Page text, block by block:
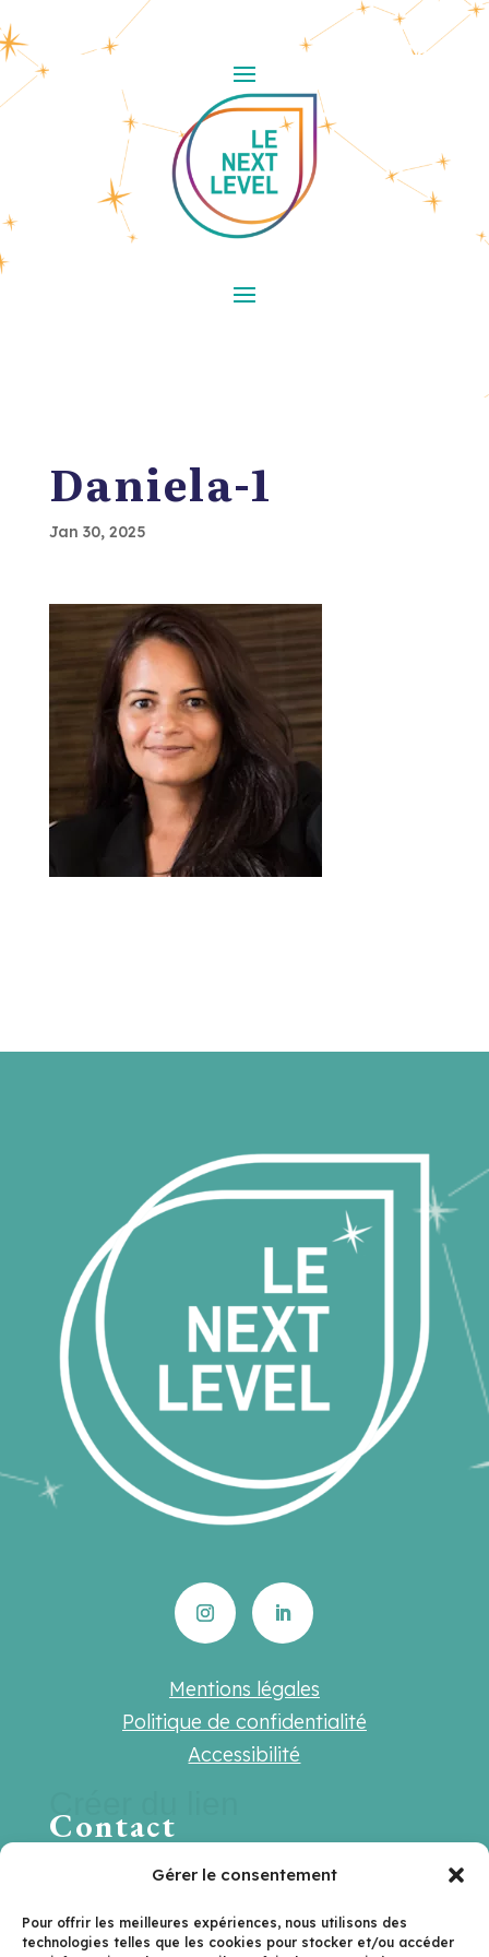
Gérer le consentement
Pour offrir les meilleures expériences, nous utilisons des
technologies telles que les cookies pour stocker et/ou accéder
Daniela-1
Jan 30, 2025
Mentions légales
Politique de confidentialité
Accessibilité
Contact
Une question ? Une suggestion ? Une